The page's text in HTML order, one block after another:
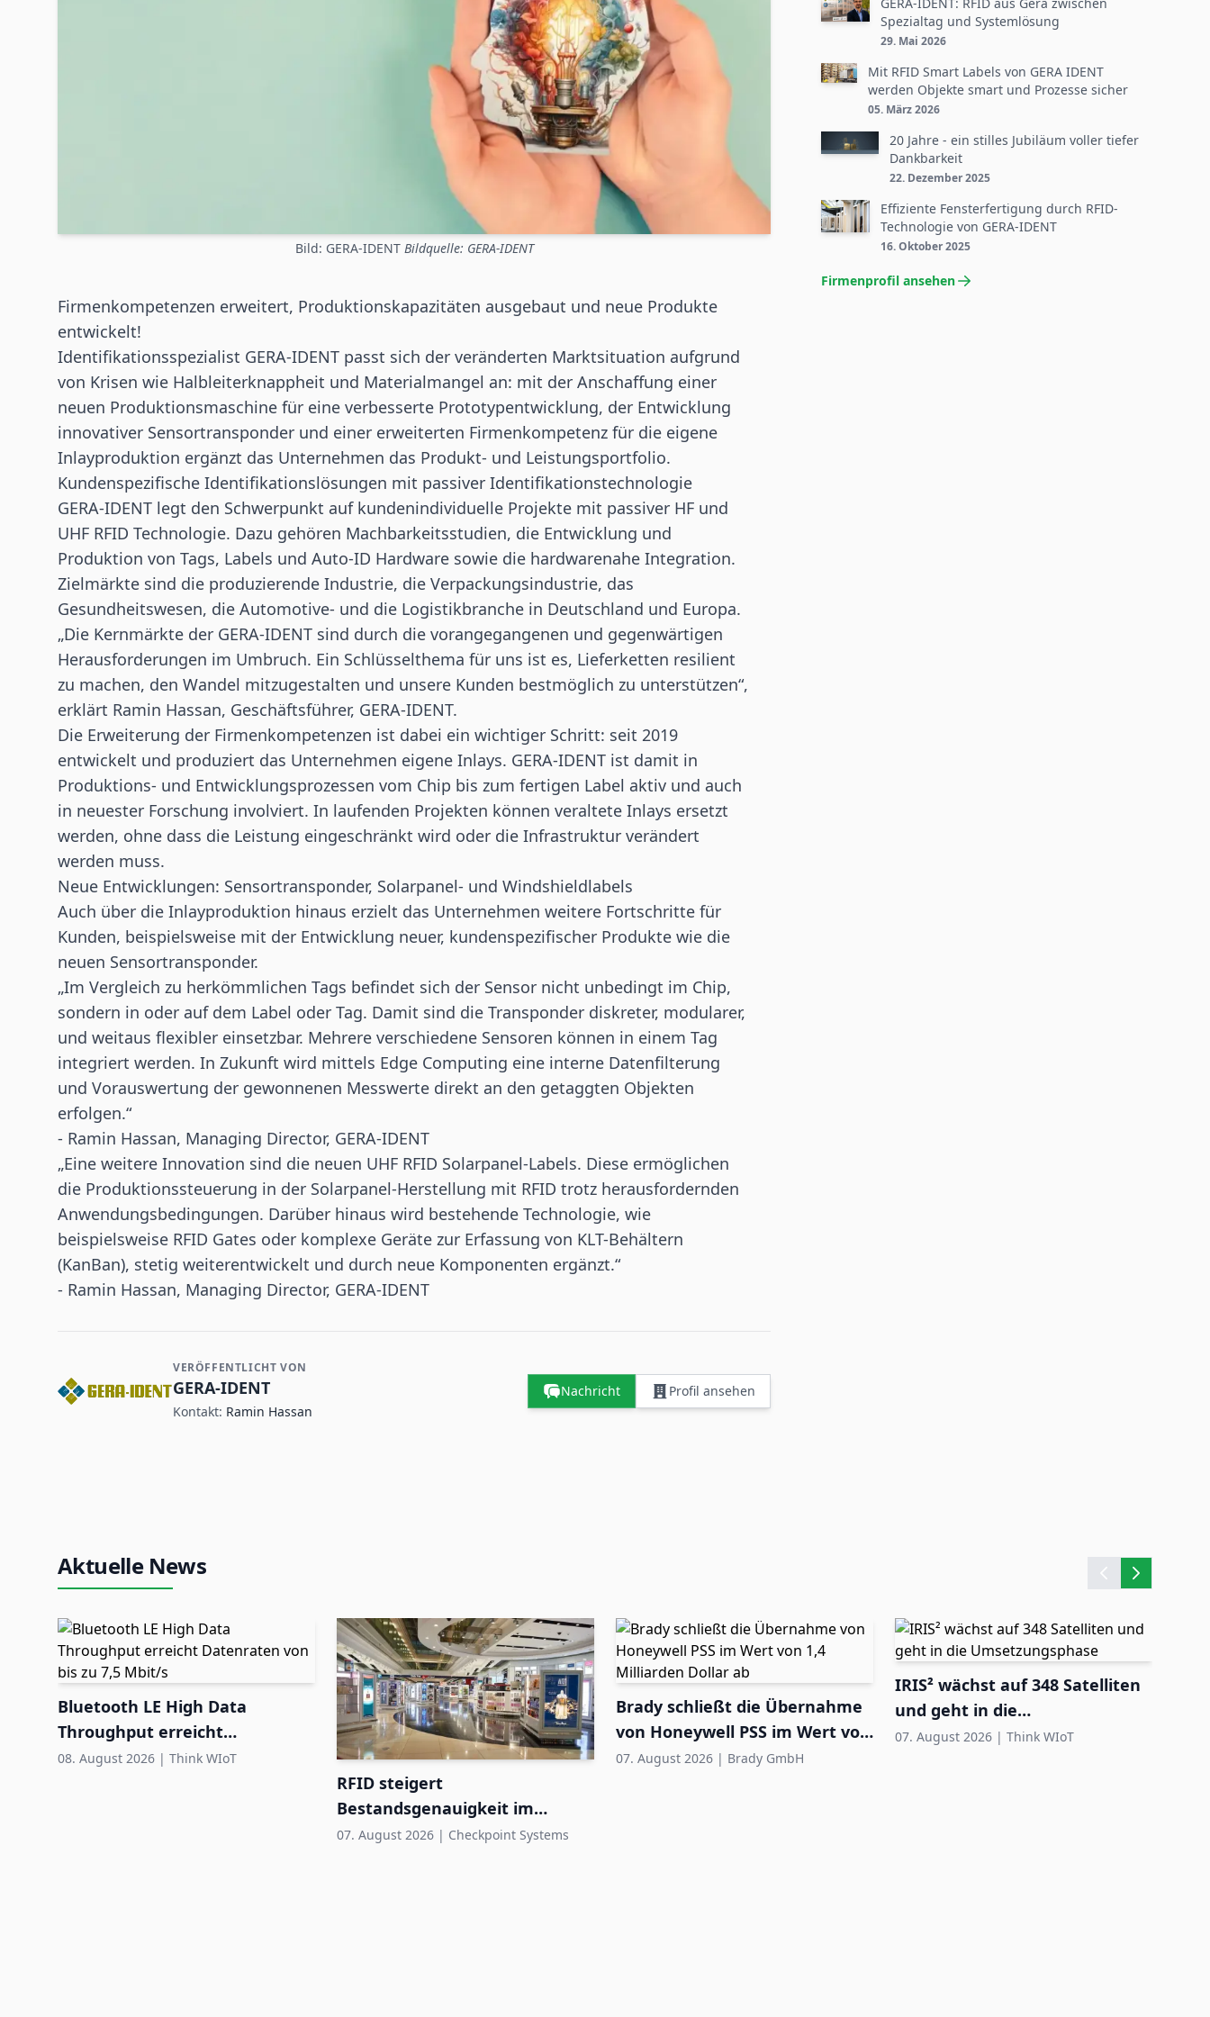
Bild: GERA-IDENT Bildquelle: GERA-IDENT
Firmenkompetenzen erweitert, Produktionskapazitäten ausgebaut und neue Produkte
entwickelt!
Identifikationsspezialist GERA-IDENT passt sich der veränderten Marktsituation aufgrund
von Krisen wie Halbleiterknappheit und Materialmangel an: mit der Anschaffung einer
neuen Produktionsmaschine für eine verbesserte Prototypentwicklung, der Entwicklung
innovativer Sensortransponder und einer erweiterten Firmenkompetenz für die eigene
Inlayproduktion ergänzt das Unternehmen das Produkt- und Leistungsportfolio.
Kundenspezifische Identifikationslösungen mit passiver Identifikationstechnologie
GERA-IDENT legt den Schwerpunkt auf kundenindividuelle Projekte mit passiver HF und
UHF RFID Technologie. Dazu gehören Machbarkeitsstudien, die Entwicklung und
Produktion von Tags, Labels und Auto-ID Hardware sowie die hardwarenahe Integration.
Zielmärkte sind die produzierende Industrie, die Verpackungsindustrie, das
Gesundheitswesen, die Automotive- und die Logistikbranche in Deutschland und Europa.
„Die Kernmärkte der GERA-IDENT sind durch die vorangegangenen und gegenwärtigen
Herausforderungen im Umbruch. Ein Schlüsselthema für uns ist es, Lieferketten resilient
zu machen, den Wandel mitzugestalten und unsere Kunden bestmöglich zu unterstützen“,
erklärt Ramin Hassan, Geschäftsführer, GERA-IDENT.
Die Erweiterung der Firmenkompetenzen ist dabei ein wichtiger Schritt: seit 2019
entwickelt und produziert das Unternehmen eigene Inlays. GERA-IDENT ist damit in
Produktions- und Entwicklungsprozessen vom Chip bis zum fertigen Label aktiv und auch
in neuester Forschung involviert. In laufenden Projekten können veraltete Inlays ersetzt
werden, ohne dass die Leistung eingeschränkt wird oder die Infrastruktur verändert
werden muss.
Neue Entwicklungen: Sensortransponder, Solarpanel- und Windshieldlabels
Auch über die Inlayproduktion hinaus erzielt das Unternehmen weitere Fortschritte für
Kunden, beispielsweise mit der Entwicklung neuer, kundenspezifischer Produkte wie die
neuen Sensortransponder.
„Im Vergleich zu herkömmlichen Tags befindet sich der Sensor nicht unbedingt im Chip,
sondern in oder auf dem Label oder Tag. Damit sind die Transponder diskreter, modularer,
und weitaus flexibler einsetzbar. Mehrere verschiedene Sensoren können in einem Tag
integriert werden. In Zukunft wird mittels Edge Computing eine interne Datenfilterung
und Vorauswertung der gewonnenen Messwerte direkt an den getaggten Objekten
erfolgen.“
- Ramin Hassan, Managing Director, GERA-IDENT
„Eine weitere Innovation sind die neuen UHF RFID Solarpanel-Labels. Diese ermöglichen
die Produktionssteuerung in der Solarpanel-Herstellung mit RFID trotz herausfordernden
Anwendungsbedingungen. Darüber hinaus wird bestehende Technologie, wie
beispielsweise RFID Gates oder komplexe Geräte zur Erfassung von KLT-Behältern
(KanBan), stetig weiterentwickelt und durch neue Komponenten ergänzt.“
- Ramin Hassan, Managing Director, GERA-IDENT
Kontakt- und Firmeninformationen
VERÖFFENTLICHT VON
GERA-IDENT
Kontakt: Ramin Hassan
Nachricht Profil ansehen
Spezialtag und Systemlösung
29. Mai 2026
Mit RFID Smart Labels von GERA IDENT
werden Objekte smart und Prozesse sicher
05. März 2026
20 Jahre - ein stilles Jubiläum voller tiefer
Dankbarkeit
22. Dezember 2025
Effiziente Fensterfertigung durch RFID-
Technologie von GERA-IDENT
16. Oktober 2025
Firmenprofil ansehen
Aktuelle News
Bluetooth LE High Data
Throughput erreicht
Datenraten von bis zu 7,5
08. August 2026 | Think WIoT
RFID steigert
Bestandsgenauigkeit im
Airport Duty-Free auf bis zu
07. August 2026 | Checkpoint Systems
Brady schließt die Übernahme
von Honeywell PSS im Wert von
1,4 Milliarden Dollar ab
07. August 2026 | Brady GmbH
IRIS² wächst auf 348 Satelliten
und geht in die
Umsetzungsphase
07. August 2026 | Think WIoT